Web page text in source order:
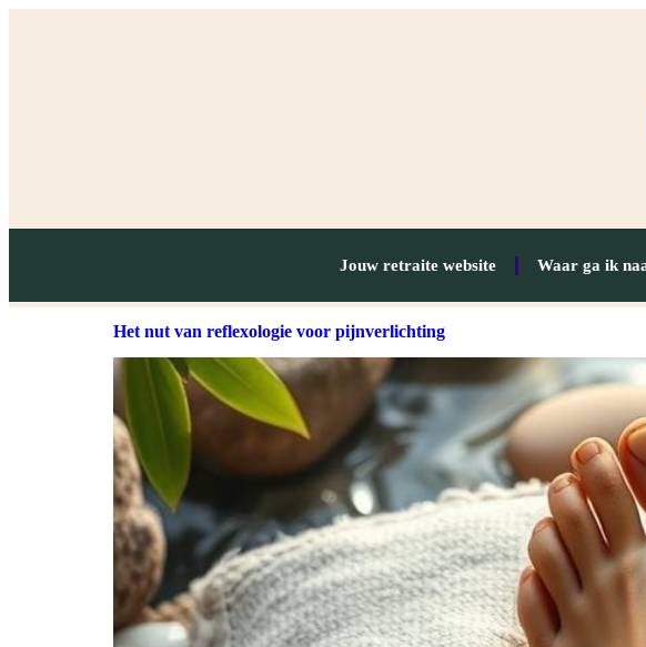
Jouw retraite website Waar ga ik
Het nut van reflexologie voor pijnverlichting